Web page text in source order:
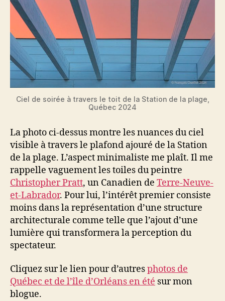
Ciel de soirée à travers le toit de la Station de la plage,
Québec 2024
La photo ci-dessus montre les nuances du ciel
visible à travers le plafond ajouré de la Station
de la plage. L’aspect minimaliste me plaît. Il me
rappelle vaguement les toiles du peintre
Christopher Pratt, un Canadien de Terre-Neuve-
et-Labrador. Pour lui, l’intérêt premier consiste
moins dans la représentation d’une structure
architecturale comme telle que l’ajout d’une
lumière qui transformera la perception du
spectateur.
Cliquez sur le lien pour d’autresphotos de
Québec et de l’île d’Orléans en été sur mon
blogue.